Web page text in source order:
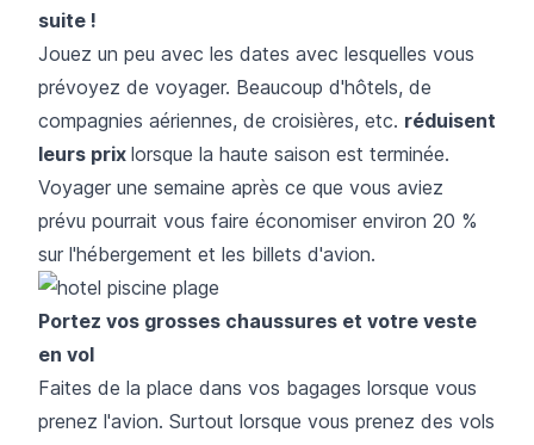
suite !
Jouez un peu avec les dates avec lesquelles vous
prévoyez de voyager. Beaucoup d'hôtels, de
compagnies aériennes, de croisières, etc. réduisent
leurs prix lorsque la haute saison est terminée.
Voyager une semaine après ce que vous aviez
prévu pourrait vous faire économiser environ 20 %
sur l'hébergement et les billets d'avion.
Portez vos grosses chaussures et votre veste
en vol
Faites de la place dans vos bagages lorsque vous
prenez l'avion. Surtout lorsque vous prenez des vols